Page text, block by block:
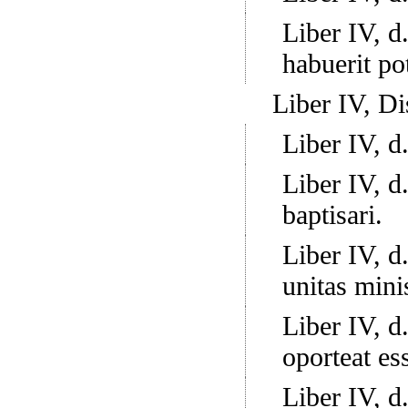
Liber IV,
habuerit
Liber IV,
Liber IV,
Liber IV,
baptisari.
Liber IV,
unitas
Liber IV,
oporteat
Liber IV,